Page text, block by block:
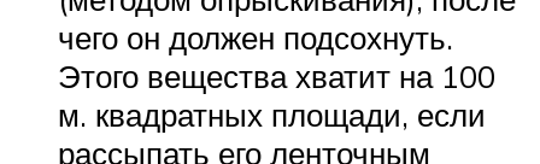
чего он должен подсохнуть.
Этого вещества хватит на 100
м. квадратных площади, если
рассыпать его ленточным